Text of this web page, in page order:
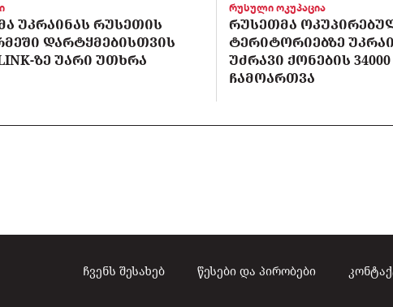
ᲣᲙᲠᲐᲘᲜᲐᲡ ᲠᲣᲡᲔᲗᲘᲡ
ᲓᲐᲠᲢᲧᲛᲔᲑᲘᲡᲗᲕᲘᲡ
ᲖᲔ ᲣᲐᲠᲘ ᲣᲗᲮᲠᲐ
რუსული ოკუპაცია
ᲠᲣᲡᲔᲗᲛᲐ
ᲢᲔᲠᲘᲢᲝᲠᲘᲔᲑᲖᲔ
ᲣᲫᲠᲐᲕᲘ ᲥᲝᲜᲔᲑᲘᲡ
ᲩᲐᲛᲝᲐᲠᲗᲕᲐ
ჩვენს შესახებ წესები და პირობები